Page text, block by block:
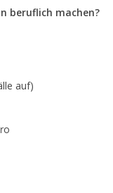
beruflich machen?
auf)